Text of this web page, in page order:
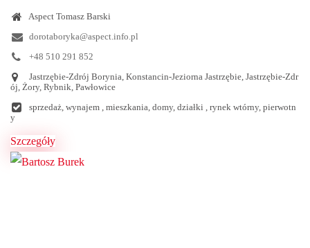
Aspect Tomasz Barski
dorotaboryka@aspect.info.pl
+48 510 291 852
Jastrzębie-Zdrój Borynia, Konstancin-Jeziorna Jastrzębie, Jastrzębie-Zdr
ój, Żory, Rybnik, Pawłowice
sprzedaż, wynajem , mieszkania, domy, działki , rynek wtórny, pierwotn
y
Szczegóły